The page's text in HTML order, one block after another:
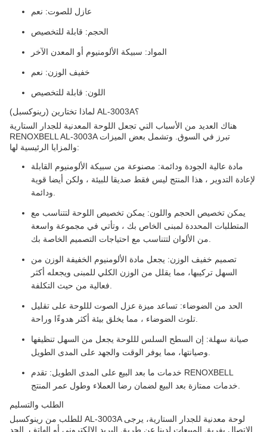
عازل للصوت: نعم
الحجم: قابلة للتخصيص
المواد: سبيكة الألومنيوم أو المعدن الآخر
خفيف الوزن: نعم
اللون: قابلة للتخصيص
لماذا تختارين (رينوكسبل) AL-3003A؟
هناك العديد من الأسباب التي تجعل اللوحة المعدنية للجدار الستارية
RENOXBELL AL-3003A تبرز في السوق. وتشمل بعض الميزات
والمزايا الرئيسية لها:
مادة عالية الجودة ودائمة: مصنوعة من سبيكة الألومنيوم القابلة
لإعادة التدوير ، هذا المنتج ليس فقط صديقا للبيئة ، ولكن أيضا قوية
يمكن تخصيص الحجم واللون: يمكن تخصيص اللوحة لتتناسب مع
المتطلبات المحددة لمبنى الخاص بك ، وتأتي في مجموعة واسعة
تصميم خفيف الوزن: يجعل مادة الألومنيوم الخفيفة الوزن من
السهل تركيبها، مما يقلل من الوزن الكلي للمبنى ويجعله أكثر
الحد من الضوضاء: تساعد ميزة عزل الصوت لللوحة على تقليل
صيانة سهلة: إن السطح السلس لللوحة يجعل من السهل تنظيفها
خدمات ما بعد البيع على المدى الطويل: تقدم RENOXBELL
الطلب والتسليم
للطلب من رينوكسبل AL-3003A لوحة معدنية للجدار الستارية، يرجى
الاتصال بفريق المبيعات لدينا عن طريق البريد الإلكتروني أو الهاتف. الحد